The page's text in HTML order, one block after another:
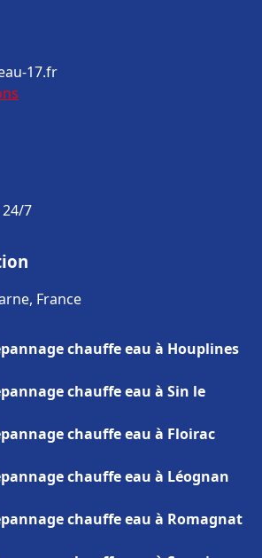
17.fr
7
France
chauffe eau à Houplines
chauffe eau à Sin le
chauffe eau à Floirac
chauffe eau à Léognan
chauffe eau à Romagnat